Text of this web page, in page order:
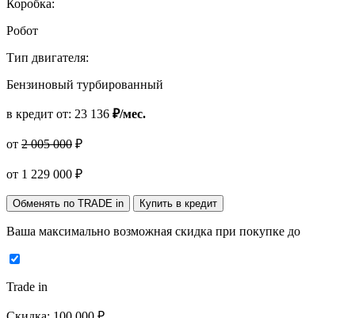
Коробка:
Робот
Тип двигателя:
Бензиновый турбированный
в кредит от: 23 136 ₽/мес.
от 2 005 000 ₽
от 1 229 000 ₽
Обменять по TRADE in Купить в кредит
Ваша максимально возможная скидка при покупке до
Trade in